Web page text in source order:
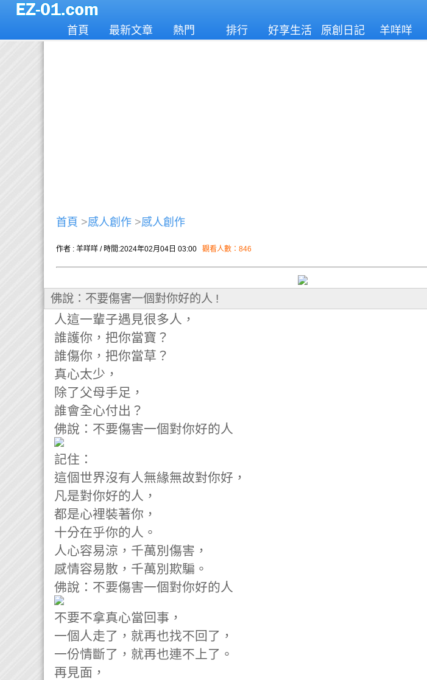
首頁 最新文章 熱門 排行 好享生活 原創日記 羊咩咩
首頁 >感人創作 >感人創作
作者 : 羊咩咩 / 時間:2024年02月04日 03:00 觀看人數：846
佛說：不要傷害一個對你好的人 !
人這一輩子遇見很多人，
誰護你，把你當寶？
誰傷你，把你當草？
真心太少，
除了父母手足，
誰會全心付出？
佛說：不要傷害一個對你好的人
記住：
這個世界沒有人無緣無故對你好，
凡是對你好的人，
都是心裡裝著你，
十分在乎你的人。
人心容易涼，千萬別傷害，
感情容易散，千萬別欺騙。
佛說：不要傷害一個對你好的人
不要不拿真心當回事，
一個人走了，就再也找不回了，
一份情斷了，就再也連不上了。
再見面，